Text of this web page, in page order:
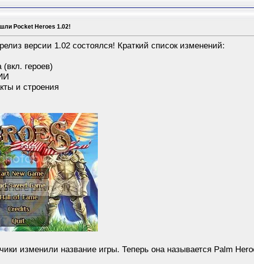
Pocket Heroes 1.02!
версии 1.02 состоялся! Краткий список изменений:
героев)
и строения
изменили название игры. Теперь она называется Palm